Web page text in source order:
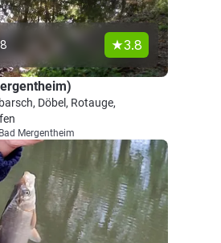
3.8
Döbel, Rotauge,
Mergentheim